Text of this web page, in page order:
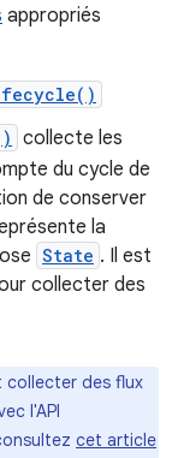
appropriés
collecte les
du cycle de
de conserver
la
State . Il est
collecter des
collecter des flux
l'API
cet article